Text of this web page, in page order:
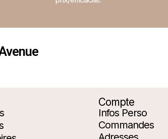
Compte
Infos Perso
Commandes